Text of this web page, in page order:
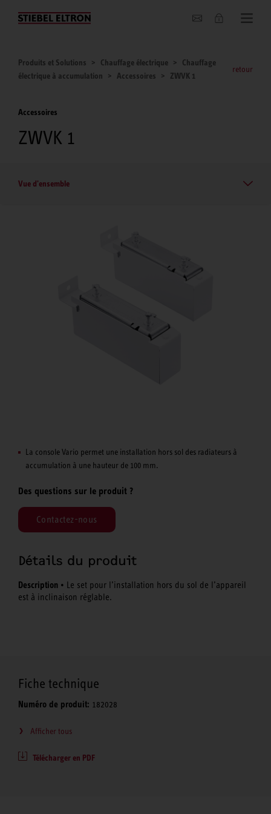
Entreprise
Produits et Solutions Chauffage électrique
Chauffage
électrique à accumulation
Accessoires ZWVK 1
retour
Accessoires
ZWVK 1
Vue d'ensemble
La console Vario permet une installation hors sol des radiateurs à
accumulation à une hauteur de 100 mm.
Des questions sur le produit ?
Contactez-nous
Détails du produit
Description • Le set pour l’installation hors du sol de l’appareil
est à inclinaison réglable.
Fiche technique
Numéro de produit: 182028
Afficher tous
Télécharger en PDF